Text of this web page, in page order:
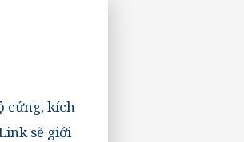
cứng, kích
sẽ giới